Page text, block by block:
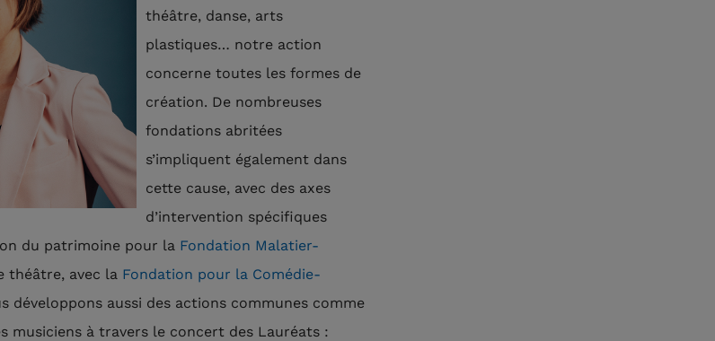
théâtre, danse, arts
plastiques… notre action
concerne toutes les formes de
création. De nombreuses
fondations abritées
s’impliquent également dans
cette cause, avec des axes
d’intervention spécifiques
du patrimoine pour la Fondation Malatier-
théâtre, avec la Fondation pour la Comédie-
développons aussi des actions communes comme
musiciens à travers le concert des Lauréats :